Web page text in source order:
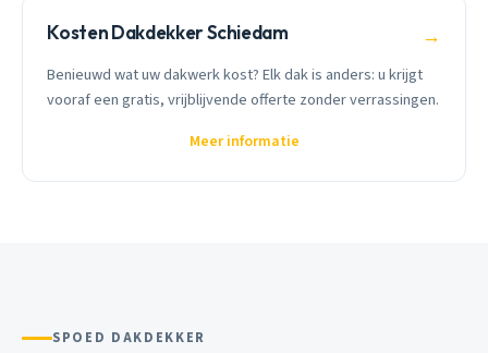
Kosten Dakdekker Schiedam →
Benieuwd wat uw dakwerk kost? Elk dak is anders: u krijgt
vooraf een gratis, vrijblijvende offerte zonder verrassingen.
Meer informatie
SPOED DAKDEKKER